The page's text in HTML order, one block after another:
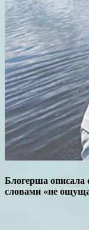
Блогерша описала
словами «не